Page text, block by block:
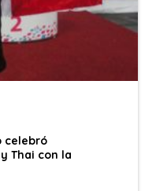
celebró
Thai con la